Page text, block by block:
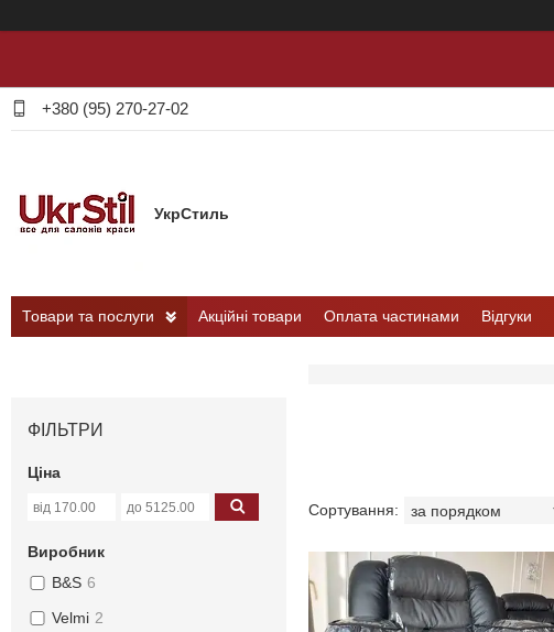
+380 (95) 270-27-02
УкрСтиль
Товари та послуги Акційні товари Оплата частинами Відгуки
ФІЛЬТРИ
Ціна
Виробник
B&S 6
Velmi 2